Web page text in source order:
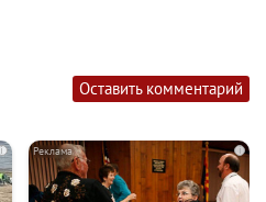
Оставить комментарий
i i